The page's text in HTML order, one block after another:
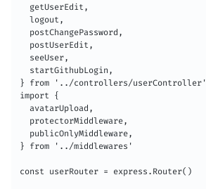
  getUserEdit,
  logout,
  postChangePassword,
  postUserEdit,
  seeUser,
  startGithubLogin,
} from '../controllers/userController'
import {
  avatarUpload,
  protectorMiddleware,
  publicOnlyMiddleware,
} from '../middlewares'
const userRouter = express.Router()